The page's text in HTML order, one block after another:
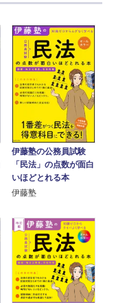
伊藤塾の公務員試験
「民法」の点数が面白
いほどとれる本
伊藤塾